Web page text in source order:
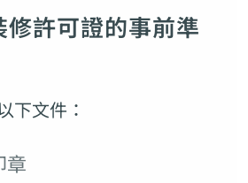
修許可證的事前準
下文件：
章